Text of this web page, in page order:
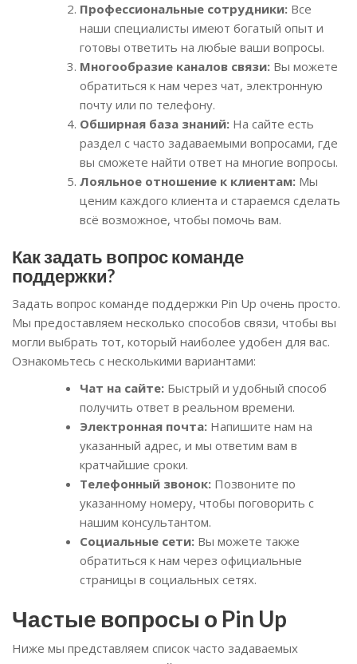
Профессиональные сотрудники: Все
наши специалисты имеют богатый опыт и
готовы ответить на любые ваши вопросы.
Многообразие каналов связи: Вы можете
обратиться к нам через чат, электронную
почту или по телефону.
Обширная база знаний: На сайте есть
раздел с часто задаваемыми вопросами, где
вы сможете найти ответ на многие вопросы.
Лояльное отношение к клиентам: Мы
ценим каждого клиента и стараемся сделать
всё возможное, чтобы помочь вам.
Как задать вопрос команде
поддержки?
Задать вопрос команде поддержки Pin Up очень просто.
Мы предоставляем несколько способов связи, чтобы вы
могли выбрать тот, который наиболее удобен для вас.
Ознакомьтесь с несколькими вариантами:
Чат на сайте: Быстрый и удобный способ
получить ответ в реальном времени.
Электронная почта: Напишите нам на
указанный адрес, и мы ответим вам в
кратчайшие сроки.
Телефонный звонок: Позвоните по
указанному номеру, чтобы поговорить с
нашим консультантом.
Социальные сети: Вы можете также
обратиться к нам через официальные
страницы в социальных сетях.
Частые вопросы о Pin Up
Ниже мы представляем список часто задаваемых